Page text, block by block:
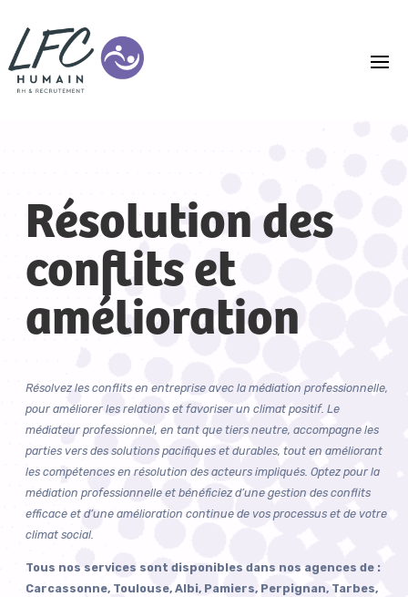
Résolution des
conflits et
amélioration
Résolvez les conflits en entreprise avec la médiation professionnelle,
pour améliorer les relations et favoriser un climat positif. Le
médiateur professionnel, en tant que tiers neutre, accompagne les
parties vers des solutions pacifiques et durables, tout en améliorant
les compétences en résolution des acteurs impliqués. Optez pour la
médiation professionnelle et bénéficiez d’une gestion des conflits
efficace et d’une amélioration continue de vos processus et de votre
climat social.
Tous nos services sont disponibles dans nos agences de :
Carcassonne, Toulouse, Albi, Pamiers, Perpignan, Tarbes,